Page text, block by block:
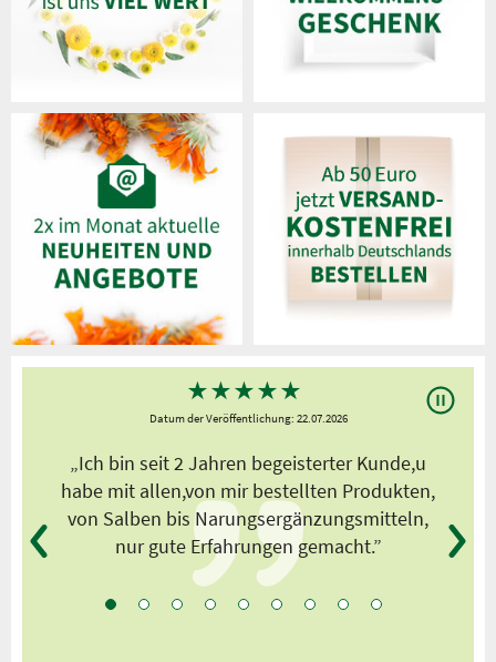
★★★★★
Datum der Veröffentlichung: 22.07.2026
„Ich bin seit 2 Jahren begeisterter Kunde,u
habe mit allen,von mir bestellten Produkten,
von Salben bis Narungsergänzungsmitteln,
nur gute Erfahrungen gemacht.”